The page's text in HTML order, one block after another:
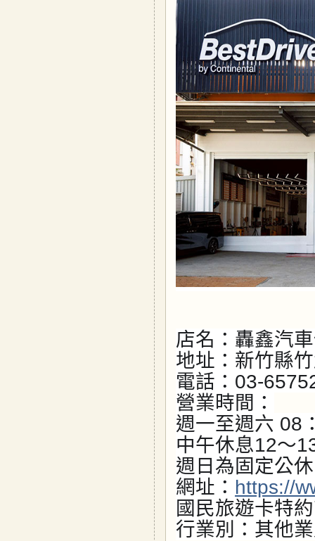
店名：轟鑫汽
地址：新竹縣
電話：03-
營業時間：
週一至週六 08
中午休息12～
週日為固定公
網址： https://
國民旅遊卡特
行業別：其他